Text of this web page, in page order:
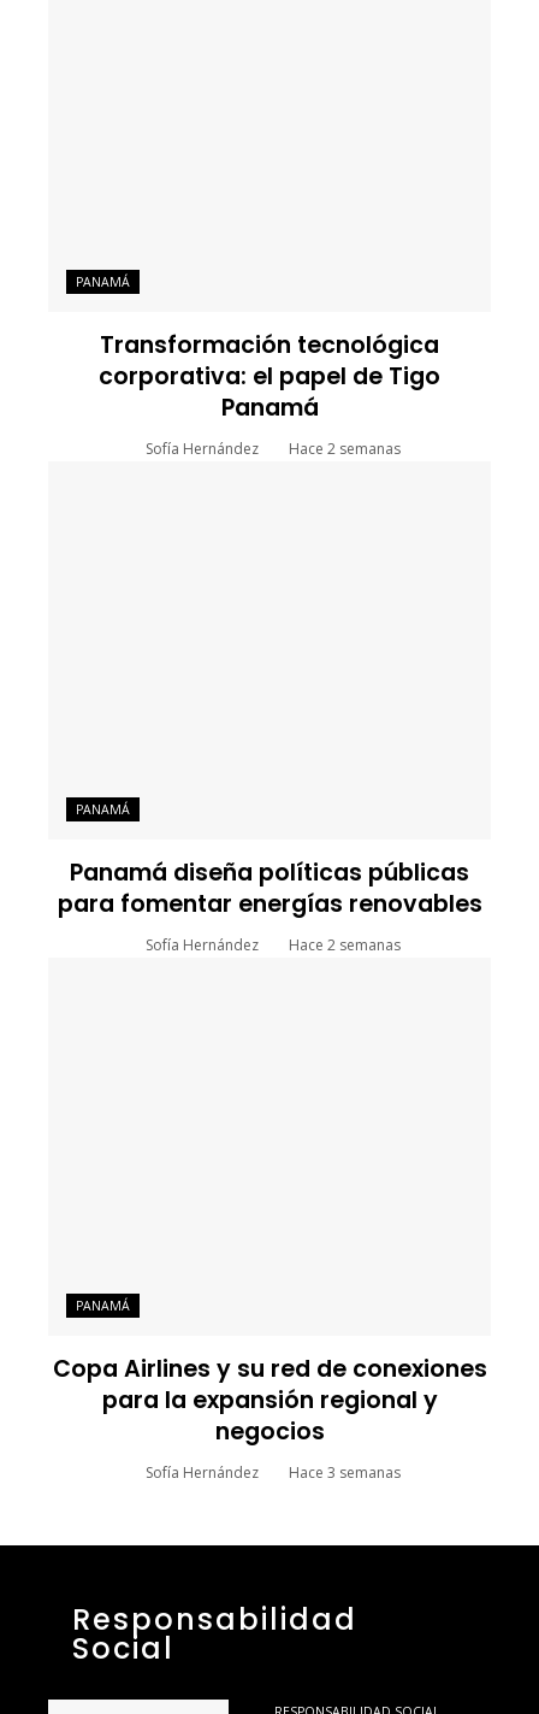
PANAMÁ
Transformación tecnológica
corporativa: el papel de Tigo
Panamá
Sofía Hernández Hace 2 semanas
PANAMÁ
Panamá diseña políticas públicas
para fomentar energías renovables
Sofía Hernández Hace 2 semanas
PANAMÁ
Copa Airlines y su red de conexiones
para la expansión regional y
negocios
Sofía Hernández Hace 3 semanas
Responsabilidad
Social